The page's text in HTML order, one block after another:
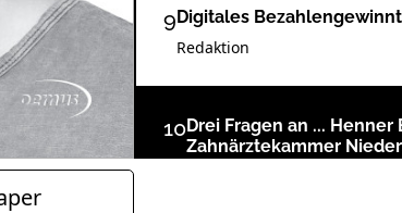
9Digitales
Redaktion
10Drei Fragen an ...
Zahnärztekammer